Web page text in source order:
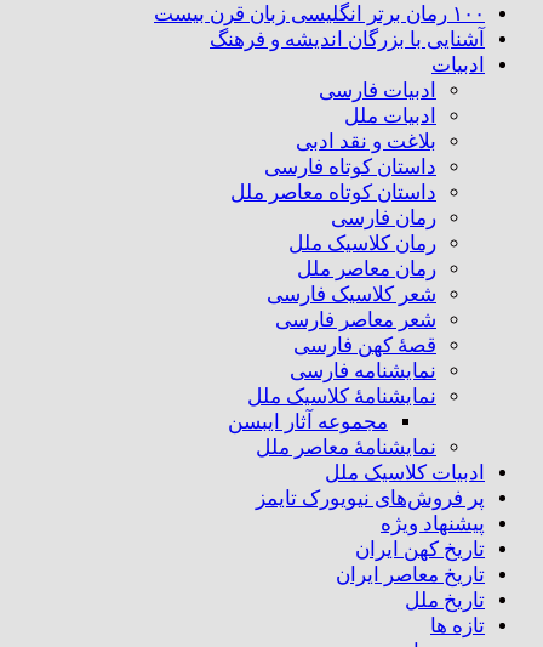
۱۰۰ رمان برتر انگلیسی زبان قرن بیست
آشنایی با بزرگان اندیشه و فرهنگ
ادبیات
ادبیات فارسی
ادبیات ملل
بلاغت و نقد ادبی
داستان کوتاه فارسی
داستان کوتاه معاصر ملل
رمان فارسی
رمان کلاسیک ملل
رمان معاصر ملل
شعر کلاسیک فارسی
شعر معاصر فارسی
قصهٔ کهن فارسی
نمایشنامه فارسی
نمایشنامهٔ کلاسیک ملل
مجموعه آثار ایبسن
نمایشنامهٔ معاصر ملل
ادبیات کلاسیک ملل
پر فروش‌های نیویورک تایمز
پیشنهاد ویژه
تاریخ کهن ایران
تاریخ معاصر ایران
تاریخ ملل
تازه ها